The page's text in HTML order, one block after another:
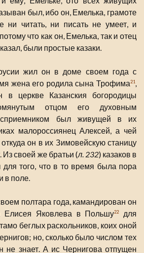
был, ибо он, Емелька, грамоте
ни читать, ни писать не умеет, и
что как он, Емелька, так и отец
были простые казаки.
жил он в доме своем года с
жена его родила сына Трофима21,
в церкве Казанския богородицы
отцом его духовным
был живущей в их
малороссиянец Алексей, а чей
он в их Зимовейскую станицу
своей же братьи (л. 232) казаков в
для того, что в то время была пора
в поле.
полтара года, камандирован он
Елисея Яковлева в Польшу22
для
беглых раскольников, коих оной
но, сколько было числом тех
не знает. А ис Чернигова отпущен